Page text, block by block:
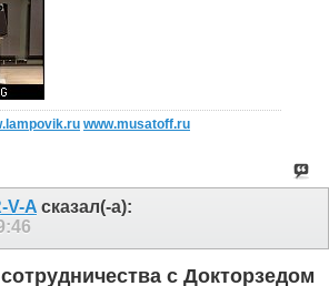
www.musatoff.ru
V-A сказал(-а):
с Докторзедом